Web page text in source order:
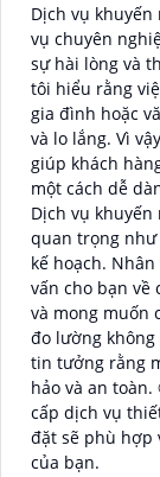
Dịch vụ
vụ chuyên
sự hài lòng và
tôi hiểu rằng
gia đình hoặc
và lo lắng. Vì
giúp khách
một cách dễ
Dịch vụ
quan trọng như
kế hoạch.
vấn cho bạn về
và mong muốn
đo lường không
tin tưởng rằng
hảo và an toàn.
cấp dịch vụ
đặt sẽ phù hợp
của bạn.